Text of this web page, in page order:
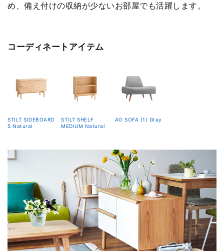
め、備え付けの収納が少ないお部屋でも活躍します。
コーディネートアイテム
STILT SIDEBOARD
S Natural
STILT SHELF
MEDIUM Natural
AO SOFA (1) Gray